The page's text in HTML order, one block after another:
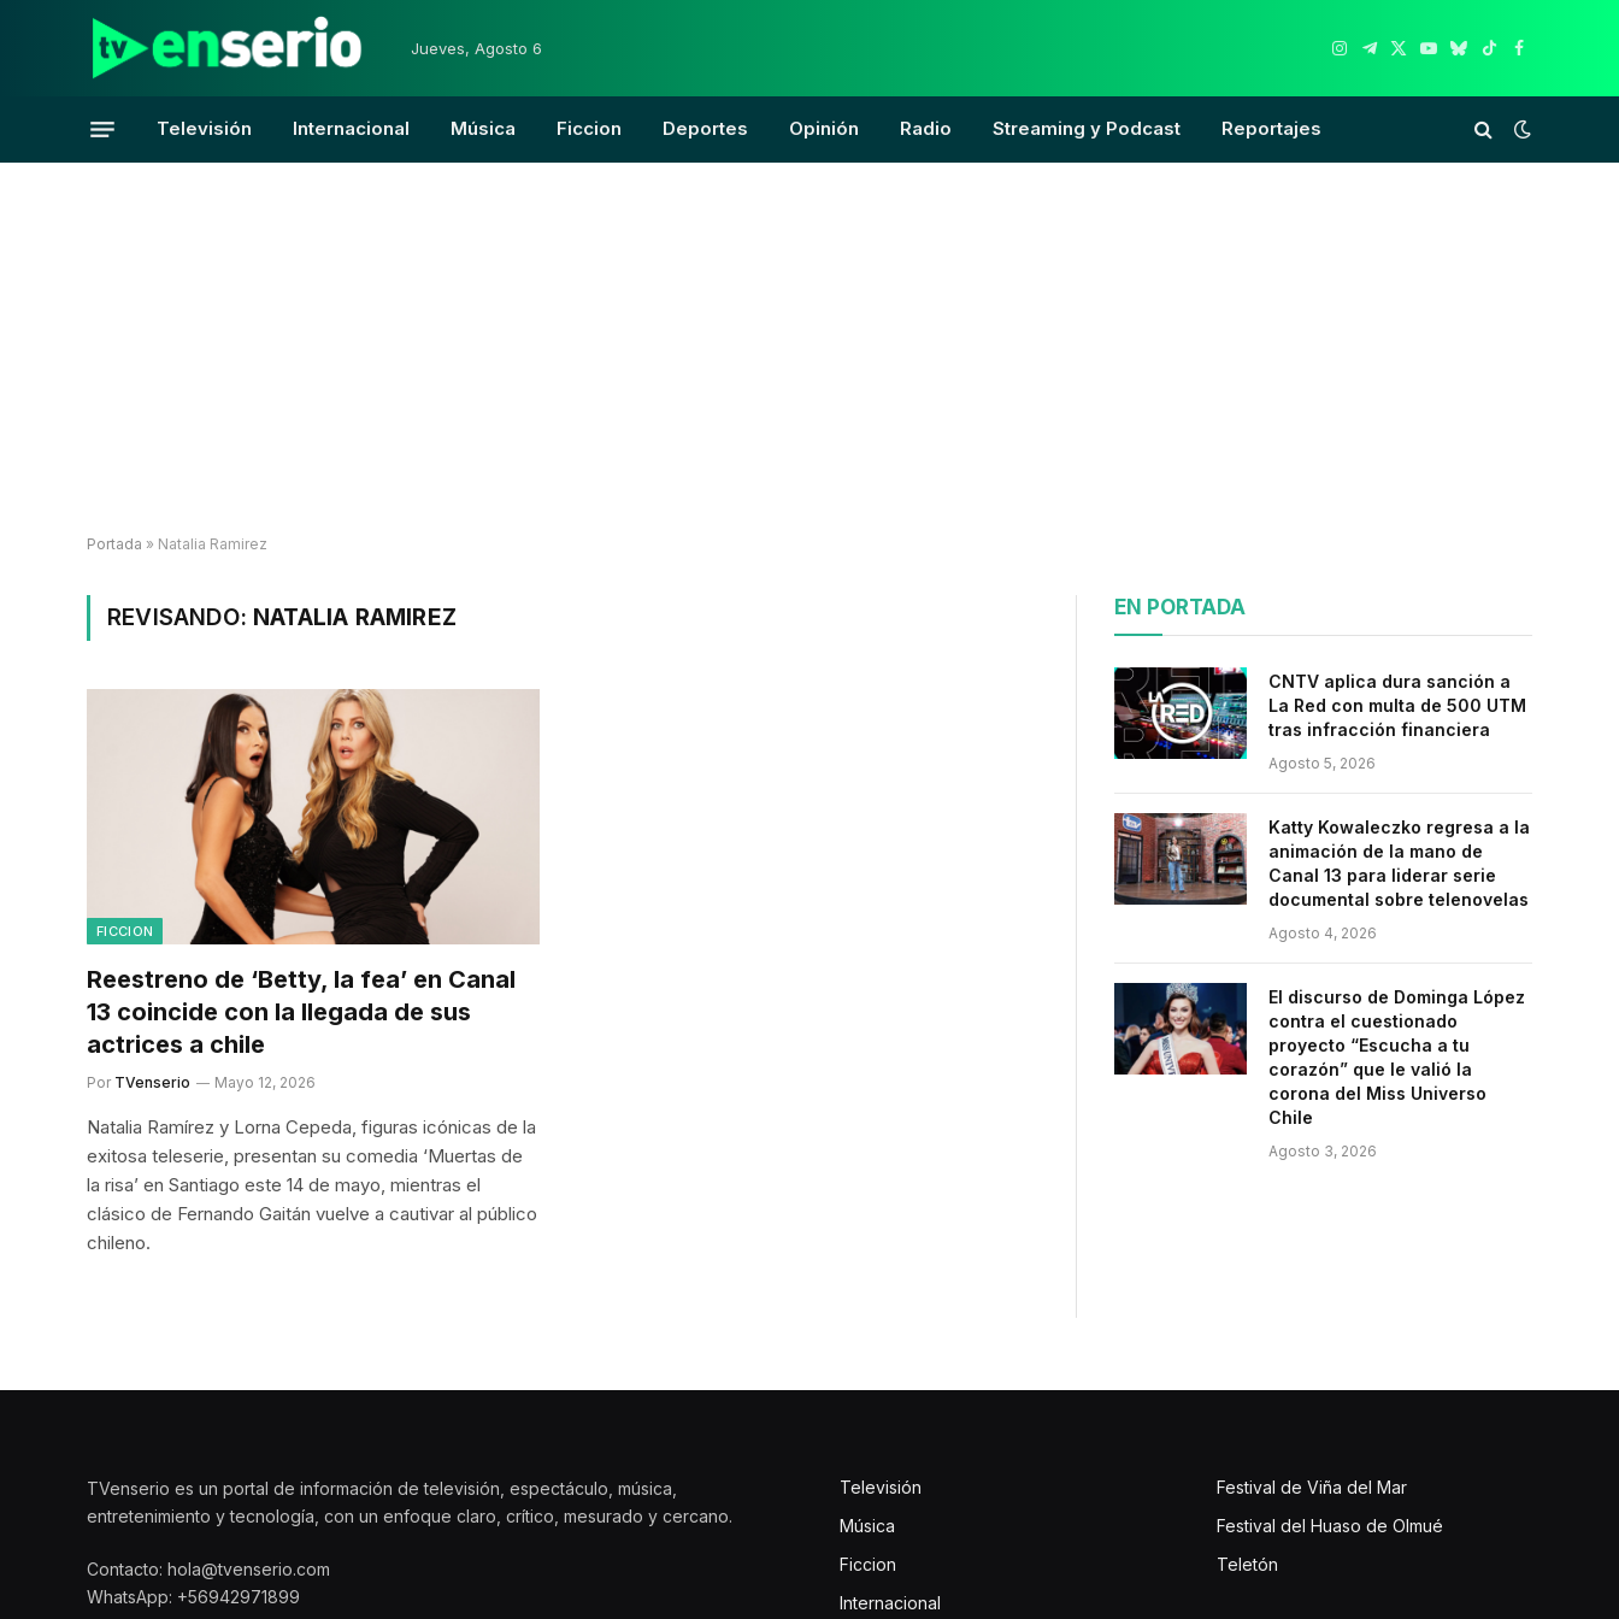
Jueves, Agosto 6
Instagram
Telegram
X
YouTube
Bluesky
TikTokFacebook
Televisión Internacional Música Ficcion Deportes Opinión Radio Streaming y Podcast Reportajes
Portada » Natalia Ramirez
REVISANDO: NATALIA RAMIREZ
FICCION
Reestreno de ‘Betty, la fea’ en Canal
13 coincide con la llegada de sus
actrices a chile
Por TVenserio Mayo 12, 2026
Natalia Ramírez y Lorna Cepeda, figuras icónicas de la
exitosa teleserie, presentan su comedia ‘Muertas de
la risa’ en Santiago este 14 de mayo, mientras el
clásico de Fernando Gaitán vuelve a cautivar al público
chileno.
EN PORTADA
CNTV aplica dura sanción a
La Red con multa de 500 UTM
tras infracción financiera
Agosto 5, 2026
Katty Kowaleczko regresa a la
animación de la mano de
Canal 13 para liderar serie
documental sobre telenovelas
Agosto 4, 2026
El discurso de Dominga López
contra el cuestionado
proyecto “Escucha a tu
corazón” que le valió la
corona del Miss Universo
Chile
Agosto 3, 2026
TVenserio es un portal de información de televisión, espectáculo, música,
entretenimiento y tecnología, con un enfoque claro, crítico, mesurado y cercano.
Contacto: hola@tvenserio.com
WhatsApp: +56942971899
Televisión
Música
Ficcion
Internacional
Festival de Viña del Mar
Festival del Huaso de Olmué
Teletón